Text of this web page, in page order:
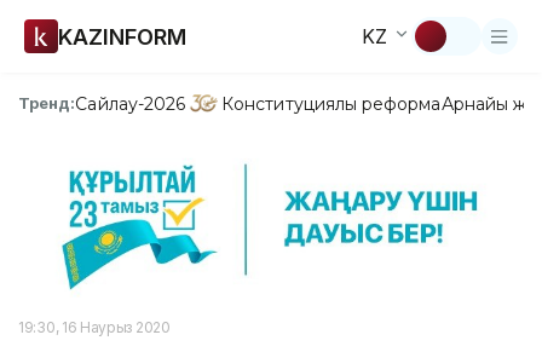
KAZINFORM KZ
Тренд:Сайлау-2026 Конституциялық реформаАрнайы
19:30, 16 Наурыз 2020